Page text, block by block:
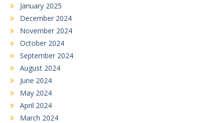
January 2025
December 2024
November 2024
October 2024
September 2024
August 2024
June 2024
May 2024
April 2024
March 2024